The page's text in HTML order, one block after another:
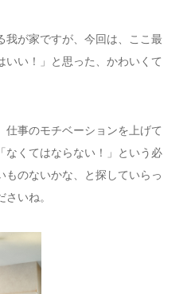
我が家ですが、今回は、ここ最
い！」と思った、かわいくて
仕事のモチベーションを上げて
なくてはならない！」という必
ものないかな、と探していらっ
いね。